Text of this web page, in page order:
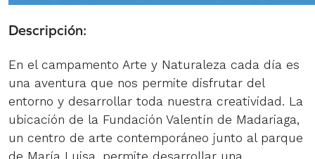
Descripción:
En el campamento Arte y Naturaleza cada día es
una aventura que nos permite disfrutar del
entorno y desarrollar toda nuestra creatividad. La
ubicación de la Fundación Valentín de Madariaga,
un centro de arte contemporáneo junto al parque
de María Luisa, permite desarrollar una